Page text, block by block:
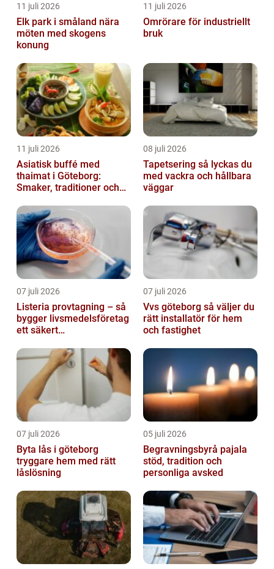
11 juli 2026
Elk park i småland nära
möten med skogens
konung
11 juli 2026
Omrörare för industriellt
bruk
11 juli 2026
Asiatisk buffé med
thaimat i Göteborg:
Smaker, traditioner och
08 juli 2026
Tapetsering så lyckas du
med vackra och hållbara
väggar
07 juli 2026
Listeria provtagning – så
bygger livsmedelsföretag
ett säkert
07 juli 2026
Vvs göteborg så väljer du
rätt installatör för hem
och fastighet
07 juli 2026
Byta lås i göteborg
tryggare hem med rätt
låslösning
05 juli 2026
Begravningsbyrå pajala
stöd, tradition och
personliga avsked